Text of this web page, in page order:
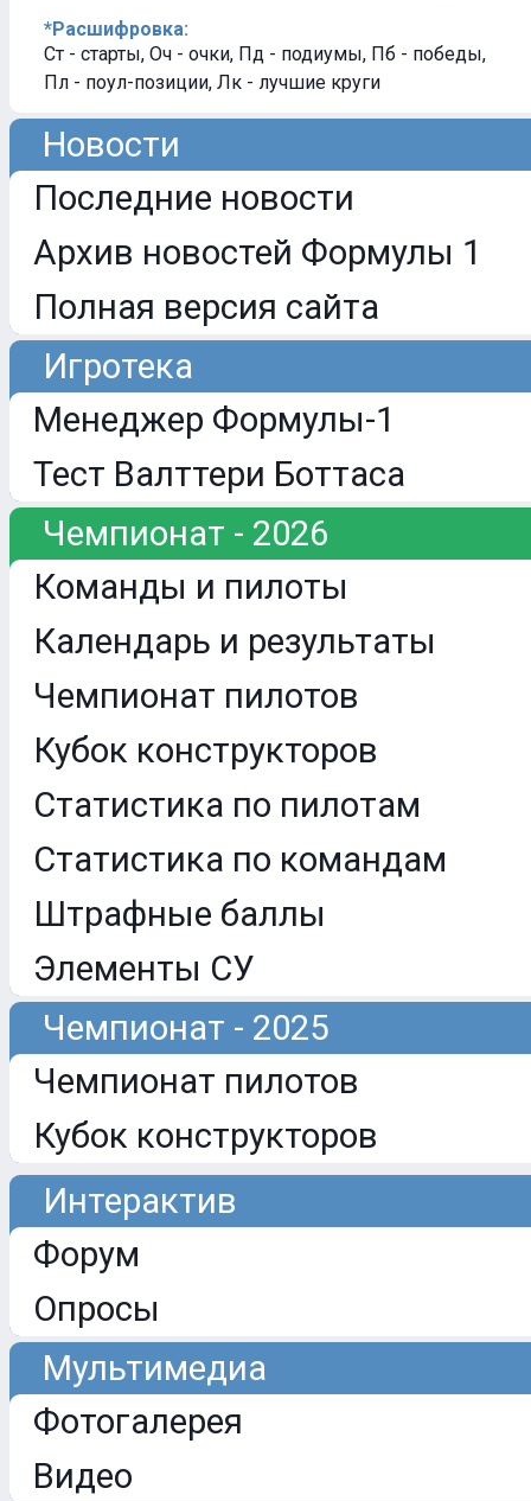
*Расшифровка:
Ст - старты, Оч - очки, Пд - подиумы, Пб - победы,
Пл - поул-позиции, Лк - лучшие круги
Новости
Последние новости
Архив новостей Формулы 1
Полная версия сайта
Игротека
Менеджер Формулы-1
Тест Валттери Боттаса
Чемпионат - 2026
Команды и пилоты
Календарь и результаты
Чемпионат пилотов
Кубок конструкторов
Статистика по пилотам
Статистика по командам
Штрафные баллы
Элементы СУ
Чемпионат - 2025
Чемпионат пилотов
Кубок конструкторов
Интерактив
Форум
Опросы
Мультимедиа
Фотогалерея
Видео